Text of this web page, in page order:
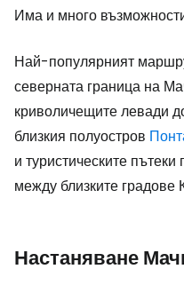
Има и много
Най-популярният
северната граница на
криволичещите левади
близкия полуостров
и туристическите
между близките градове
Настаняване